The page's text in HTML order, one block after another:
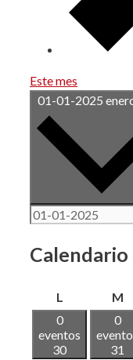
Este mes
01-01-2025
Calendario
L M
0
eventos
30
0
31